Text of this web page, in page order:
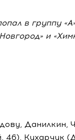
в группу
и
Данилкин,
46), Кухарчук